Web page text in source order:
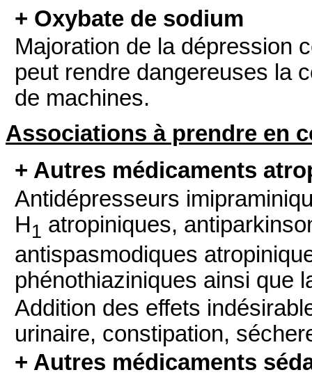
+ Oxybate de sodium
Majoration de la dépression
peut rendre dangereuses la
de machines.
Associations à prendre en
+ Autres médicaments
Antidépresseurs
H1 atropiniques,
antispasmodiques
phénothiaziniques ainsi que
Addition des effets
urinaire, constipation,
+ Autres médicaments